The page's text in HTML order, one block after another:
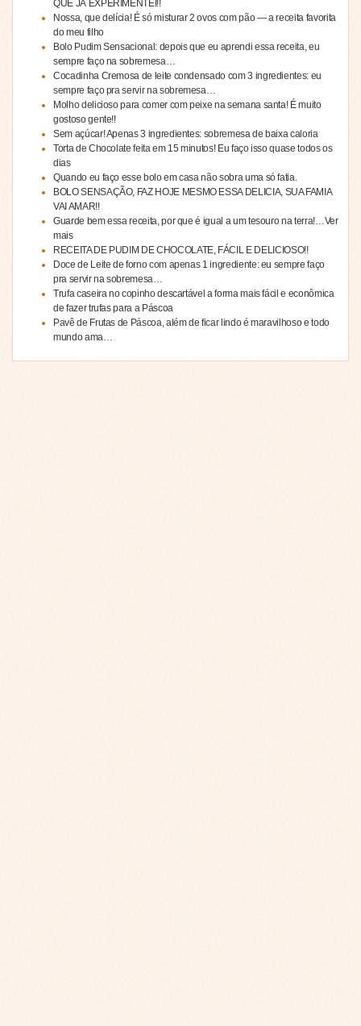
QUE JÁ EXPERIMENTEI!!
Nossa, que delícia! É só misturar 2 ovos com pão — a receita favorita
do meu filho
Bolo Pudim Sensacional: depois que eu aprendi essa receita, eu
sempre faço na sobremesa…
Cocadinha Cremosa de leite condensado com 3 ingredientes: eu
sempre faço pra servir na sobremesa…
Molho delicioso para comer com peixe na semana santa! É muito
gostoso gente!!
Sem açúcar! Apenas 3 ingredientes: sobremesa de baixa caloria
Torta de Chocolate feita em 15 minutos! Eu faço isso quase todos os
dias
Quando eu faço esse bolo em casa não sobra uma só fatia.
BOLO SENSAÇÃO, FAZ HOJE MESMO ESSA DELICIA, SUA FAMIA
VAI AMAR!!
Guarde bem essa receita, por que é igual a um tesouro na terra!…Ver
mais
RECEITA DE PUDIM DE CHOCOLATE, FÁCIL E DELICIOSO!!
Doce de Leite de forno com apenas 1 ingrediente: eu sempre faço
pra servir na sobremesa…
Trufa caseira no copinho descartável a forma mais fácil e econômica
de fazer trufas para a Páscoa
Pavê de Frutas de Páscoa, além de ficar lindo é maravilhoso e todo
mundo ama…